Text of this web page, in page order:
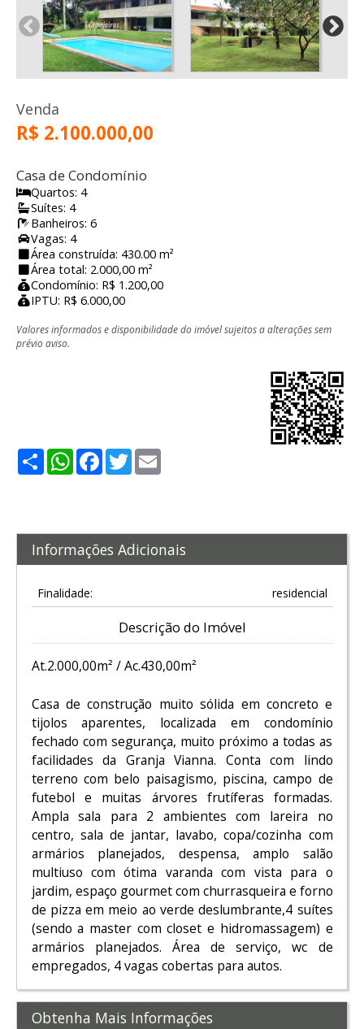
Venda
R$ 2.100.000,00
Casa de Condomínio
Quartos: 4
Suítes: 4
Banheiros: 6
Vagas: 4
Área construída: 430.00 m²
Área total: 2.000,00 m²
Condomínio: R$ 1.200,00
IPTU: R$ 6.000,00
Valores informados e disponibilidade do imóvel sujeitos a alterações sem
prévio aviso.
ShareWhatsApp
Facebook
Twitter
Informações Adicionais
Finalidade: residencial
Descrição do Imóvel
At.2.000,00m² / Ac.430,00m²
Casa de construção muito sólida em concreto e
tijolos aparentes, localizada em condomínio
fechado com segurança, muito próximo a todas as
facilidades da Granja Vianna. Conta com lindo
terreno com belo paisagismo, piscina, campo de
futebol e muitas árvores frutíferas formadas.
Ampla sala para 2 ambientes com lareira no
centro, sala de jantar, lavabo, copa/cozinha com
armários planejados, despensa, amplo salão
multiuso com ótima varanda com vista para o
jardim, espaço gourmet com churrasqueira e forno
de pizza em meio ao verde deslumbrante,4 suítes
(sendo a master com closet e hidromassagem) e
armários planejados. Área de serviço, wc de
empregados, 4 vagas cobertas para autos.
Obtenha Mais Informações